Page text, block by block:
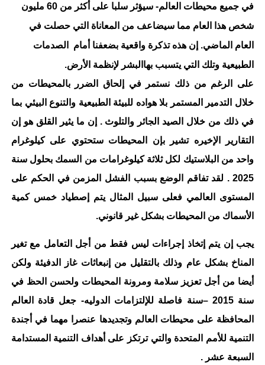
في جميع محيطات العالم- سيؤثر سلبا على أكثر من 60 مليون
شخص هذا العام مما سيضاعف من المعاناة التي حصلت في
العام الماضي. إن هذه تذكرة واقعية بضعفنا أمام الصدمات
الطبيعية وتلك التي يتسبب بها البشر لإنظمة الأرض.
على الرغم من ذلك نستمر في إلحاق الضرر بالمحيطات من
خلال التدمير المستمر بلا هواده للبيئة الطبيعية والتنوع البيئي بما
في ذلك من خلال الصيد الجائر والتلوث . إن ما يثير القلق هو إن
التقارير الإخيره تشير
بإن المحيطات ستحتوي على كيلوغرام
واحد من البلاستيك لكل ثلاثة كيلوغرامات من السمك بحلول سنة
2025 . لقد تفاقم الوضع بسبب الفشل المزمن في الحكم على
المستوى العالمي فعلى سبيل المثال يتم إصطياد خمس كمية
الأسماك من المحيطات بشكل غير قانوني.
يجب إن يتم إتخاذ إجراءات ليس فقط من أجل التعامل مع تغير
المناخ بشكل عام وذلك بالتقليل من إنبعاثات غاز الدفيئة ولكن
أيضا من أجل تعزيز سلامة ومرونة المحيطات ولحسن الحظ في
سنة 2015
–سنة فاصلة للإلتزامات الدوليه- جعل قادة العالم
المحافظة على محيطات العالم وتجديدها عنصرا مهما في أجندة
التنمية للأمم المتحدة والتي ترتكز على أهداف التنمية المستدامة
السبعة عشر .